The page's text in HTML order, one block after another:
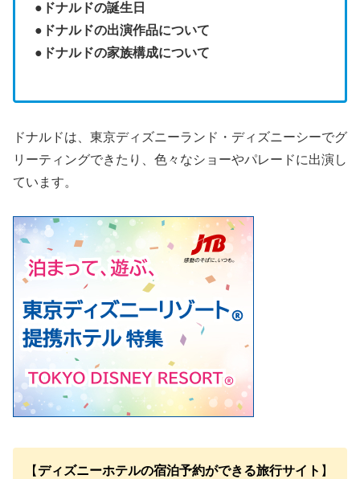
● ドナルドの誕生日
● ドナルドの出演作品について
● ドナルドの家族構成について
ドナルドは、東京ディズニーランド・ディズニーシーでグ
リーティングできたり、色々なショーやパレードに出演し
ています。
【ディズニーホテルの宿泊予約ができる旅行サイト 】